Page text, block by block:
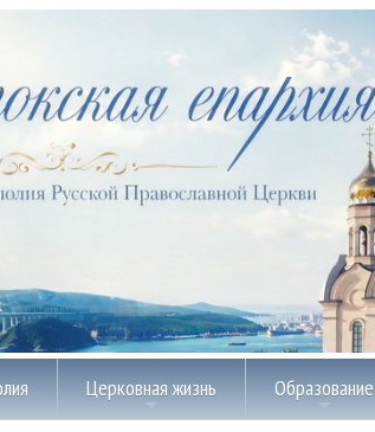
Церковная жизнь Образование